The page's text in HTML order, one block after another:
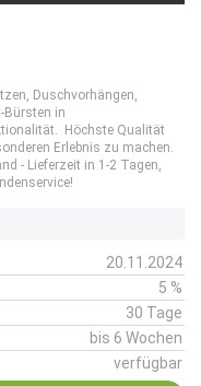
Duschvorhängen,
Bürsten in
Höchste Qualität
Erlebnis zu machen.
- Lieferzeit in 1-2 Tagen,
20.11.2024
5 %
30 Tage
bis 6 Wochen
verfügbar